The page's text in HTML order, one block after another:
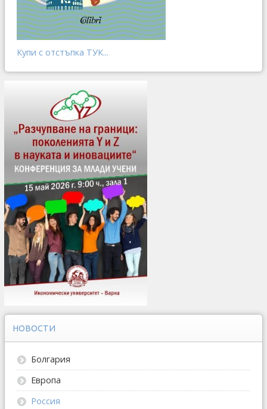
Купи с отстъпка ТУК...
НОВОСТИ
Болгария
Европа
Россия